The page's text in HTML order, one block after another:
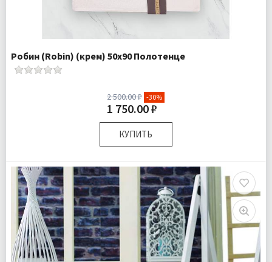
Робин (Robin) (крем) 50х90 Полотенце
2 500.00 ₽ -30%
1 750.00 ₽
КУПИТЬ
Комплектация:
Полотенце 1 шт
Ткань:
Махра
Доставка:
Подробнее